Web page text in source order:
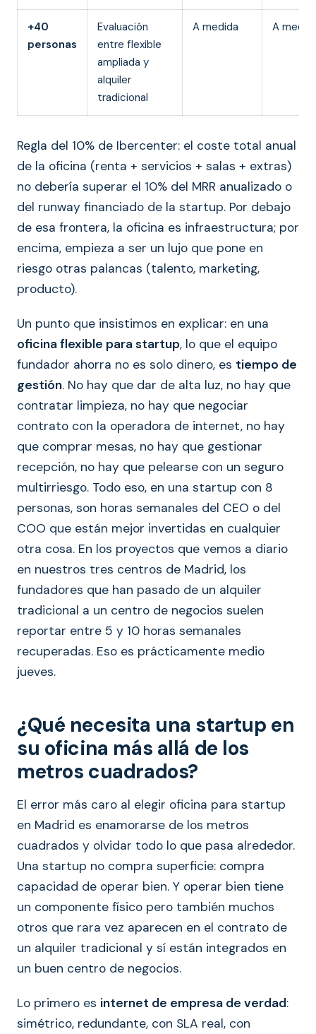
+40
personas
Evaluación
entre flexible
ampliada y
alquiler
tradicional
A medida A
Regla del 10% de Ibercenter: el coste total anual
de la oficina (renta + servicios + salas + extras)
no debería superar el 10% del MRR anualizado o
del runway financiado de la startup. Por debajo
de esa frontera, la oficina es infraestructura; por
encima, empieza a ser un lujo que pone en
riesgo otras palancas (talento, marketing,
producto).
Un punto que insistimos en explicar: en una
oficina flexible para startup, lo que el equipo
fundador ahorra no es solo dinero, es tiempo de
gestión. No hay que dar de alta luz, no hay que
contratar limpieza, no hay que negociar
contrato con la operadora de internet, no hay
que comprar mesas, no hay que gestionar
recepción, no hay que pelearse con un seguro
multirriesgo. Todo eso, en una startup con 8
personas, son horas semanales del CEO o del
COO que están mejor invertidas en cualquier
otra cosa. En los proyectos que vemos a diario
en nuestros tres centros de Madrid, los
fundadores que han pasado de un alquiler
tradicional a un centro de negocios suelen
reportar entre 5 y 10 horas semanales
recuperadas. Eso es prácticamente medio
jueves.
¿Qué necesita una startup en
su oficina más allá de los
metros cuadrados?
El error más caro al elegir oficina para startup
en Madrid es enamorarse de los metros
cuadrados y olvidar todo lo que pasa alrededor.
Una startup no compra superficie: compra
capacidad de operar bien. Y operar bien tiene
un componente físico pero también muchos
otros que rara vez aparecen en el contrato de
un alquiler tradicional y sí están integrados en
un buen centro de negocios.
Lo primero es internet de empresa de verdad:
simétrico, redundante, con SLA real, con